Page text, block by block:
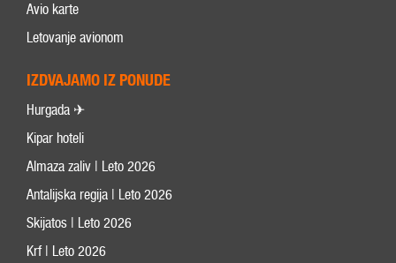
Avio karte
Letovanje avionom
IZDVAJAMO IZ PONUDE
Hurgada ✈
Kipar hoteli
Almaza zaliv | Leto 2026
Antalijska regija | Leto 2026
Skijatos | Leto 2026
Krf | Leto 2026